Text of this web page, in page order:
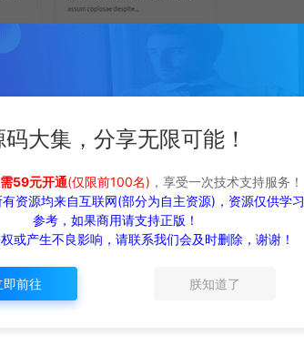
码大集，分享无限可能！
59元开通(仅限前100名) ，享受一次技术支持服务！
资源均来自互联网(部分为自主资源)，资源仅供学习
参考，如果商用请支持正版！
或产生不良影响，请联系我们会及时删除，谢谢！
即前往 朕知道了